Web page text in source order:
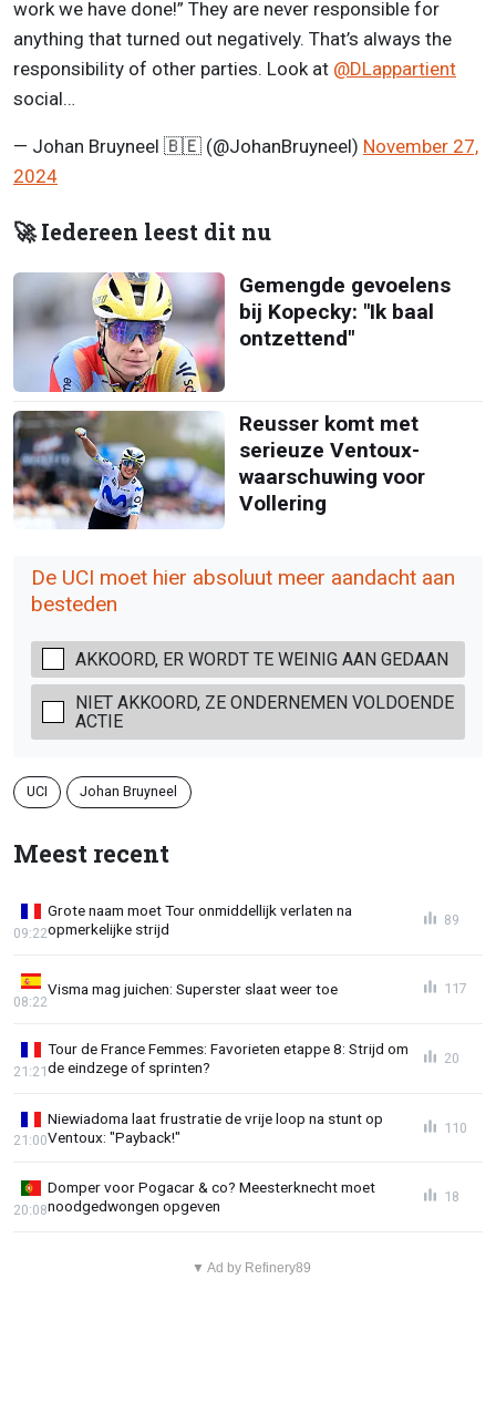
work we have done!” They are never responsible for
anything that turned out negatively. That’s always the
responsibility of other parties. Look at @DLappartient
social…
— Johan Bruyneel 🇧🇪 (@JohanBruyneel) November 27,
2024
🚀 Iedereen leest dit nu
Gemengde gevoelens
bij Kopecky: "Ik baal
ontzettend"
Reusser komt met
serieuze Ventoux-
waarschuwing voor
Vollering
De UCI moet hier absoluut meer aandacht aan
besteden
AKKOORD, ER WORDT TE WEINIG AAN GEDAAN
NIET AKKOORD, ZE ONDERNEMEN VOLDOENDE
ACTIE
UCI Johan Bruyneel
Meest recent
Grote naam moet Tour onmiddellijk verlaten na
opmerkelijke strijd
09:22
89
Visma mag juichen: Superster slaat weer toe
08:22
117
Tour de France Femmes: Favorieten etappe 8: Strijd om
de eindzege of sprinten?
21:21
20
Niewiadoma laat frustratie de vrije loop na stunt op
Ventoux: "Payback!"
21:00
110
Domper voor Pogacar & co? Meesterknecht moet
noodgedwongen opgeven
20:08
18
▼ Ad by Refinery89